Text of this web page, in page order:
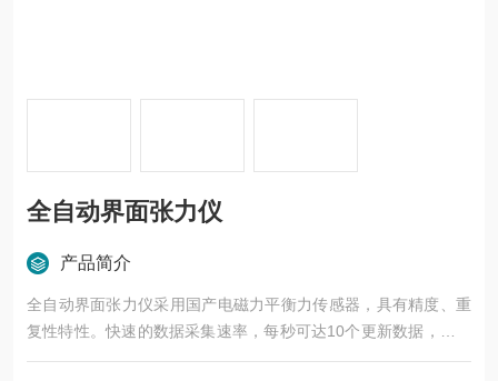
全自动界面张力仪
产品简介
全自动界面张力仪采用国产电磁力平衡力传感器，具有精度、重
复性特性。快速的数据采集速率，每秒可达10个更新数据，更为
的描述动态张力曲线。内嵌多种专业的张力修正模型，为测量数